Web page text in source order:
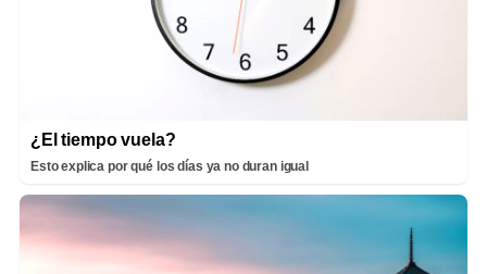
¿El tiempo vuela?
Esto explica por qué los días ya no duran igual